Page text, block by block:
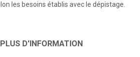
les besoins établis avec le dépistage.
D'INFORMATION